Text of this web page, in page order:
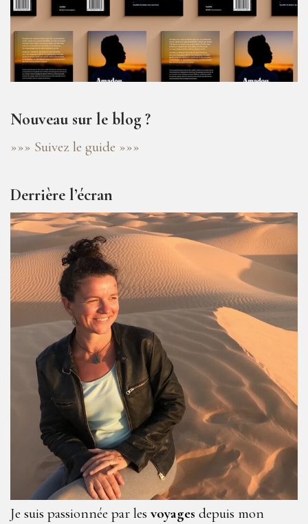
Nouveau sur le blog ?
»»» Suivez le guide »»»
Derrière l’écran
Je suis passionnée par les voyages depuis mon